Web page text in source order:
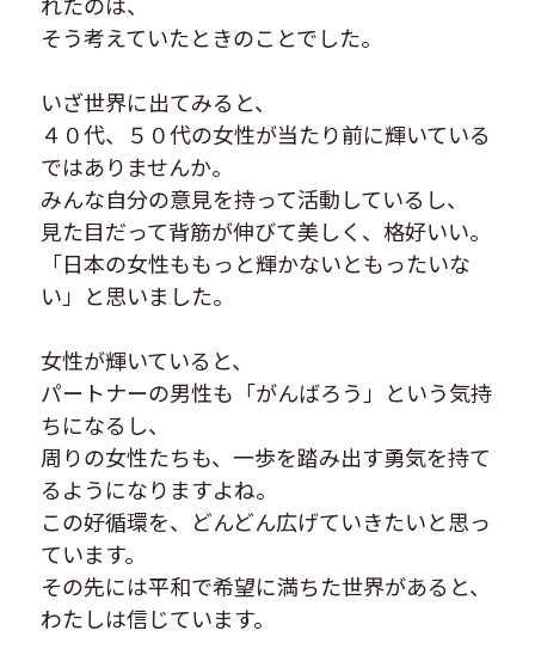
そう考えていたときのことでした。
いざ世界に出てみると、
４０代、５０代の女性が当たり前に輝いている
ではありませんか。
みんな自分の意見を持って活動しているし、
見た目だって背筋が伸びて美しく、格好いい。
「日本の女性ももっと輝かないともったいな
い」と思いました。
女性が輝いていると、
パートナーの男性も「がんばろう」という気持
ちになるし、
周りの女性たちも、一歩を踏み出す勇気を持て
るようになりますよね。
この好循環を、どんどん広げていきたいと思っ
ています。
その先には平和で希望に満ちた世界があると、
わたしは信じています。